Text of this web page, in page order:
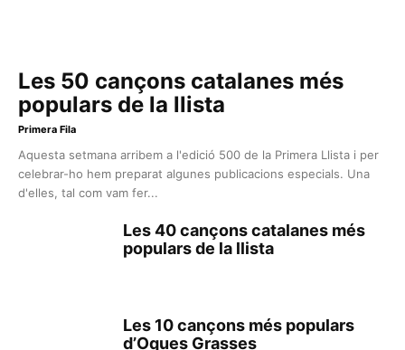
Les 50 cançons catalanes més
populars de la llista
Primera Fila
Aquesta setmana arribem a l'edició 500 de la Primera Llista i per
celebrar-ho hem preparat algunes publicacions especials. Una
d'elles, tal com vam fer...
Les 40 cançons catalanes més
populars de la llista
Les 10 cançons més populars
d’Oques Grasses